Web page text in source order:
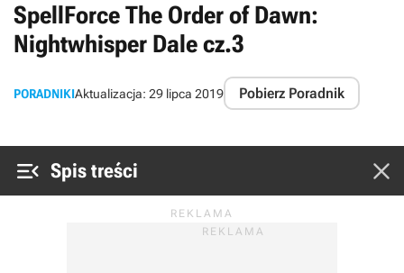
SpellForce The Order of Dawn:
Nightwhisper Dale cz.3
PORADNIKIAktualizacja: 29 lipca 2019 Pobierz Poradnik
 Spis treści 